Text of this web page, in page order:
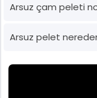
Arsuz çam peleti
Arsuz pelet nereden